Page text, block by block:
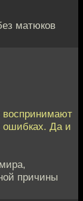
матюков
воспринимают
ошибках. Да и
причины